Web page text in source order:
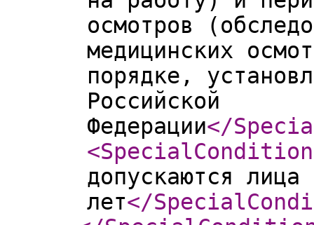
осмотров
медицинских
порядке,
Российской
Федерации</
допускаются
лет</